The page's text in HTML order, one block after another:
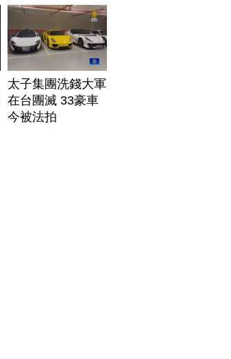
太子集團洗錢大軍
在台團滅 33豪車
今被法拍